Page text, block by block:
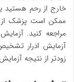
خارج از رحم هستید
ممکن است پزشک از
آزمایش ادرار
زودتر از نتیجه